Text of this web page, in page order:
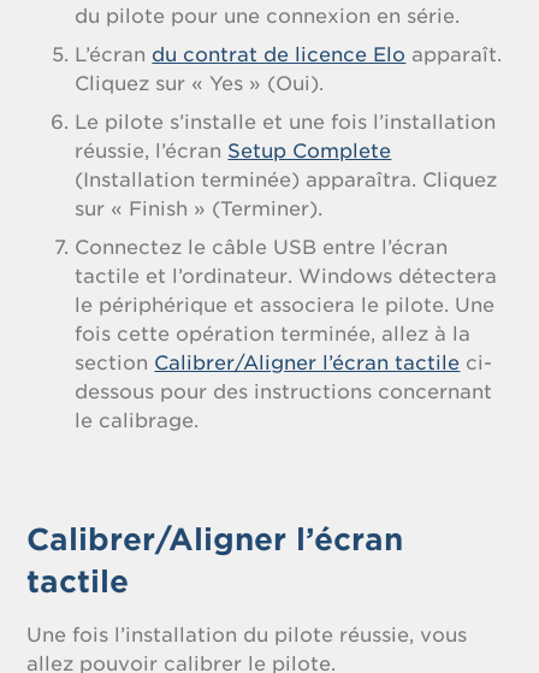
du pilote pour une connexion en série.
L’écran du contrat de licence Elo apparaît.
Cliquez sur « Yes » (Oui).
Le pilote s’installe et une fois l’installation
réussie, l’écran Setup Complete
(Installation terminée) apparaîtra. Cliquez
sur « Finish » (Terminer).
Connectez le câble USB entre l’écran
tactile et l’ordinateur. Windows détectera
le périphérique et associera le pilote. Une
fois cette opération terminée, allez à la
section Calibrer/Aligner l’écran tactile ci-
dessous pour des instructions concernant
le calibrage.
Calibrer/Aligner l’écran
tactile
Une fois l’installation du pilote réussie, vous
allez pouvoir calibrer le pilote.